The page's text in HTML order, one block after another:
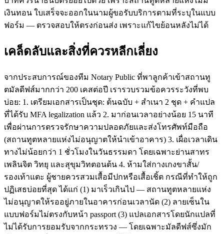
เงินทอน ใบเสร็จจะออกในนามผู้ขอรับบริการตามที่ระบุในแบบ
ฟอร์ม — ตรวจสอบให้ตรงก่อนส่ง เพราะแก้ไขย้อนหลังไม่ได้
เคล็ดลับและสิ่งที่ควรหลีกเลี่ยง
จากประสบการณ์ของทีม Notary Public ที่พาลูกค้าเข้าสถานทู
ตมัลดีฟส์มากกว่า 200 เคสต่อปี เรารวบรวมข้อควรระวังที่พบ
บ่อย: 1. เตรียมเอกสารเป็นชุด: ต้นฉบับ + สำเนา 2 ชุด + คำแปล
ที่ได้รับ MFA legalization แล้ว 2. มาก่อนเวลาอย่างน้อย 15 นาที
เพื่อผ่านการตรวจรักษาความปลอดภัยและส่งโทรศัพท์มือถือ
(สถานทูตหลายแห่งไม่อนุญาตให้นำเข้าอาคาร) 3. เผื่อเวลาเดิน
ทางไม่น้อยกว่า 1 ชั่วโมงในวันธรรมดา โดยเฉพาะย่านสาทร
เพลินจิต วิทยุ และสุขุมวิทตอนต้น 4. ห้ามใส่กางเกงขาสั้น/
รองเท้าแตะ ผู้ชายควรสวมเสื้อมีปกหรือเสื้อเชิ้ต กรณีที่ทำให้ถูก
ปฏิเสธบ่อยที่สุด ได้แก่ (1) มาเร็วเกินไป — สถานทูตหลายแห่ง
ไม่อนุญาตให้รออยู่ภายในอาคารก่อนเวลานัด (2) ลายเซ็นใน
แบบฟอร์มไม่ตรงกับหน้า passport (3) แปลเอกสารโดยนักแปลที่
ไม่ได้รับการยอมรับจากกระทรวง — โดยเฉพาะมัลดีฟส์ซึ่งมัก